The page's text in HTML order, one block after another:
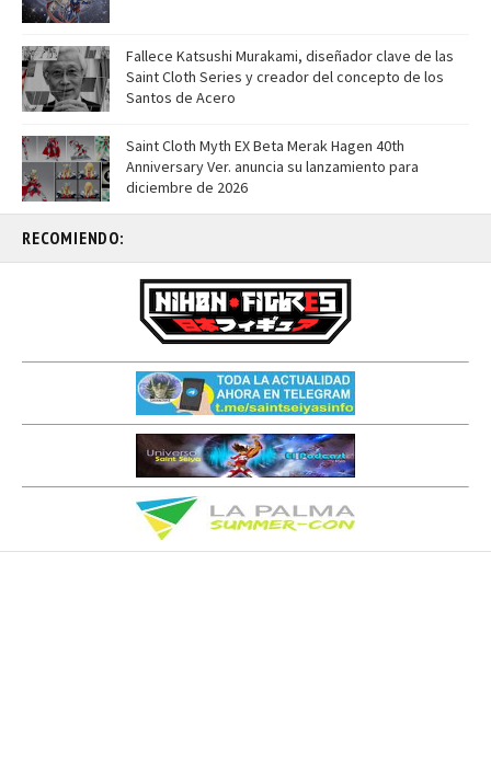
Fallece Katsushi Murakami, diseñador clave de las
Saint Cloth Series y creador del concepto de los
Santos de Acero
Saint Cloth Myth EX Beta Merak Hagen 40th
Anniversary Ver. anuncia su lanzamiento para
diciembre de 2026
RECOMIENDO: